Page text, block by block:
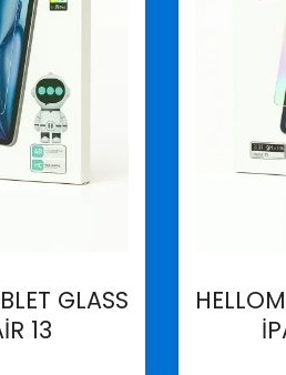
GLASS
13